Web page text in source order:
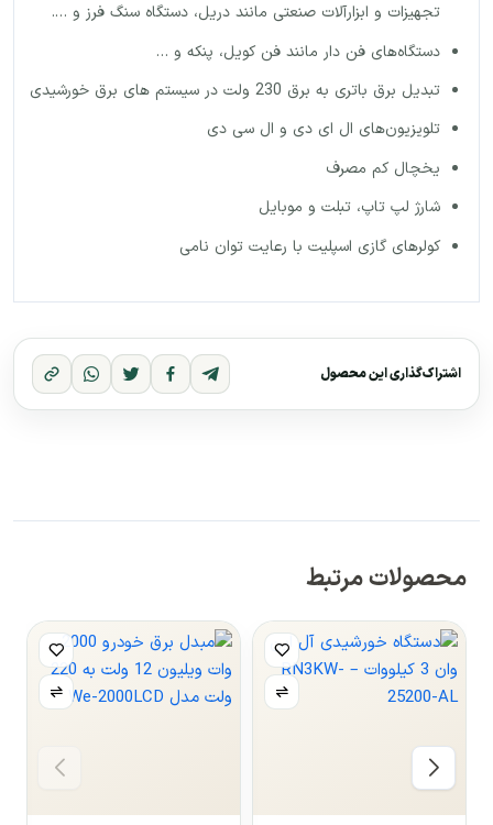
تجهیزات و ابزارآلات صنعتی مانند دریل، دستگاه سنگ فرز و ….
دستگاه‌های فن دار مانند فن کویل، پنکه و …
تبدیل برق باتری به برق 230 ولت در سیستم های برق خورشیدی
تلویزیون‌های ال ای دی و ال سی دی
یخچال کم مصرف
شارژ لپ تاپ، تبلت و موبایل
کولرهای گازی اسپلیت با رعایت توان نامی
اشتراک‌گذاری این محصول
محصولات مرتبط